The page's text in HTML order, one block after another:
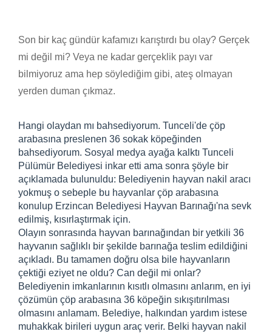
Son bir kaç gündür kafamızı karıştırdı bu olay? Gerçek
mi değil mi? Veya ne kadar gerçeklik payı var
bilmiyoruz ama hep söylediğim gibi, ateş olmayan
yerden duman çıkmaz.
Hangi olaydan mı bahsediyorum. Tunceli'de çöp
arabasına preslenen 36 sokak köpeğinden
bahsediyorum. Sosyal medya ayağa kalktı Tunceli
Pülümür Belediyesi inkar etti ama sonra şöyle bir
açıklamada bulunuldu: Belediyenin hayvan nakil aracı
yokmuş o sebeple bu hayvanlar çöp arabasına
konulup Erzincan Belediyesi Hayvan Barınağı'na sevk
edilmiş, kısırlaştırmak için.
Olayın sonrasında hayvan barınağından bir yetkili 36
hayvanın sağlıklı bir şekilde barınağa teslim edildiğini
açıkladı. Bu tamamen doğru olsa bile hayvanların
çektiği eziyet ne oldu? Can değil mi onlar?
Belediyenin imkanlarının kısıtlı olmasını anlarım, en iyi
çözümün çöp arabasına 36 köpeğin sıkışıtırılması
olmasını anlamam. Belediye, halkından yardım istese
muhakkak birileri uygun araç verir. Belki hayvan nakil